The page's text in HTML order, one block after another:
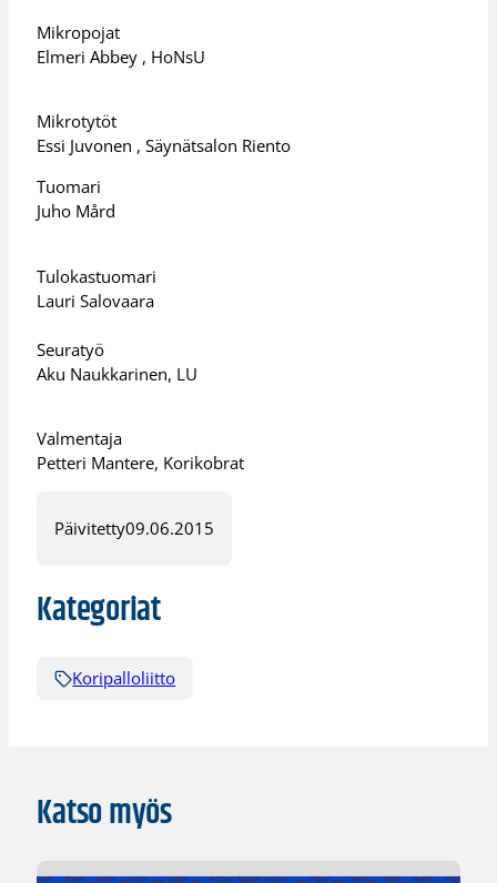
Mikropojat
Elmeri Abbey , HoNsU
Mikrotytöt
Essi Juvonen , Säynätsalon Riento
Tuomari
Juho Mård
Tulokastuomari
Lauri Salovaara
Seuratyö
Aku Naukkarinen, LU
Valmentaja
Petteri Mantere, Korikobrat
Päivitetty09.06.2015
Kategoriat
Koripalloliitto
Katso myös